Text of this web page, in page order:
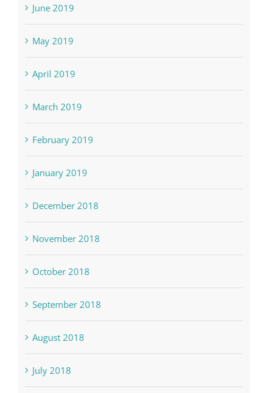
June 2019
May 2019
April 2019
March 2019
February 2019
January 2019
December 2018
November 2018
October 2018
September 2018
August 2018
July 2018